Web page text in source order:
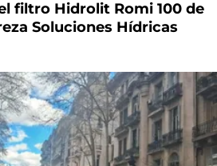
filtro Hidrolit Romi 100 de
Soluciones Hídricas